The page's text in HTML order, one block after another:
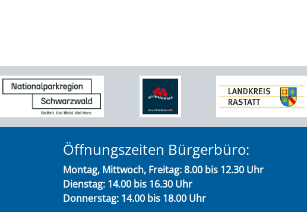
Öffnungszeiten Bürgerbüro:
Montag, Mittwoch, Freitag: 8.00 bis 12.30 Uhr
Dienstag: 14.00 bis 16.30 Uhr
Donnerstag: 14.00 bis 18.00 Uhr